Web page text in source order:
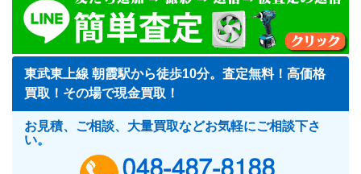
東武東上線 朝霞駅から徒歩10分。査定無料！高価格
買取！その場で現金買取！
お見積、ご相談、大量買取などお気軽にご相談下さ
い。